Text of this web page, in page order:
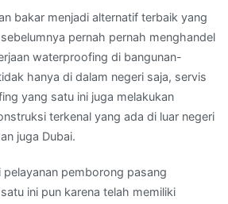
bakar menjadi alternatif terbaik yang
pernah pernah menghandel
waterproofing di bangunan-
hanya di dalam negeri saja, servis
yang satu ini juga melakukan
terkenal yang ada di luar negeri
juga Dubai.
pelayanan pemborong pasang
ini pun karena telah memiliki